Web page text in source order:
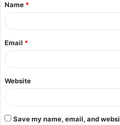
Name *
Email *
Website
Save my name, email, and